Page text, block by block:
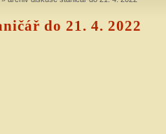
do 21. 4. 2022